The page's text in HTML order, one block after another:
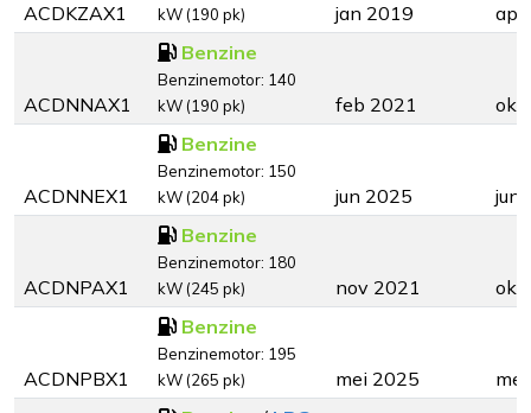
ACDKZAX1
kW (190 pk)
jan 2019 apr
ACDNNAX1
Benzine
Benzinemotor: 140
kW (190 pk)
feb 2021 okt
ACDNNEX1
Benzine
Benzinemotor: 150
kW (204 pk)
jun 2025 jun
ACDNPAX1
Benzine
Benzinemotor: 180
kW (245 pk)
nov 2021 okt
ACDNPBX1
Benzine
Benzinemotor: 195
kW (265 pk)
mei 2025